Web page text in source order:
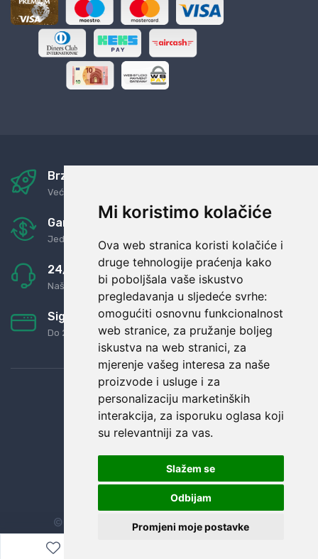
Mi koristimo kolačiće
Ova web stranica koristi kolačiće i
druge tehnologije praćenja kako
bi poboljšala vaše iskustvo
pregledavanja u sljedeće svrhe:
omogućiti osnovnu funkcionalnost
web stranice, za pružanje boljeg
iskustva na web stranici, za
mjerenje vašeg interesa za naše
proizvode i usluge i za
personalizaciju marketinških
interakcija, za isporuku oglasa koji
su relevantniji za vas.
Slažem se
Odbijam
Promjeni moje postavke
Brza i sigurna dostava
Već za nekoliko dana kod vas
Garancija u povrat novaca
Jednostavno pravilo: Roba za novac
24/7 odlična podrška
Naši agenti uvijek na raspolaganju
Sigurno obročno plaćanje
Do 24 rata bez kamata
© Sva prava zadržana. Dopi grupa d.o.o.